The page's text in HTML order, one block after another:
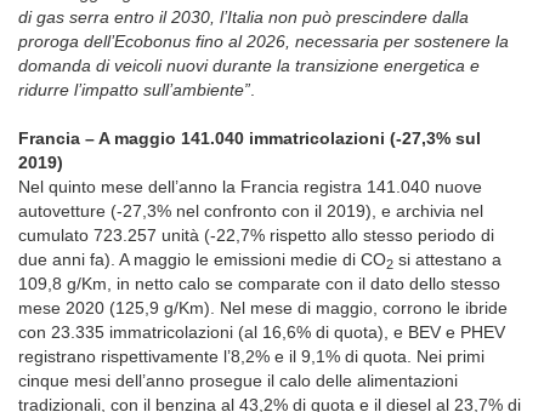
di gas serra entro il 2030, l’Italia non può prescindere dalla
proroga dell’Ecobonus fino al 2026, necessaria per sostenere la
domanda di veicoli nuovi durante la transizione energetica e
ridurre l’impatto sull’ambiente”
Francia – A maggio 141.040 immatricolazioni (-27,3% sul
2019)
Nel quinto mese dell’anno la Francia registra 141.040 nuove
autovetture (-27,3% nel confronto con il 2019), e archivia nel
cumulato 723.257 unità (-22,7% rispetto allo stesso periodo di
due anni fa). A maggio le emissioni medie di CO2 si attestano a
109,8 g/Km, in netto calo se comparate con il dato dello stesso
mese 2020 (125,9 g/Km). Nel mese di maggio, corrono le ibride
con 23.335 immatricolazioni (al 16,6% di quota), e BEV e PHEV
registrano rispettivamente l’8,2% e il 9,1% di quota. Nei primi
cinque mesi dell’anno prosegue il calo delle alimentazioni
tradizionali, con il benzina al 43,2% di quota e il diesel al 23,7% di